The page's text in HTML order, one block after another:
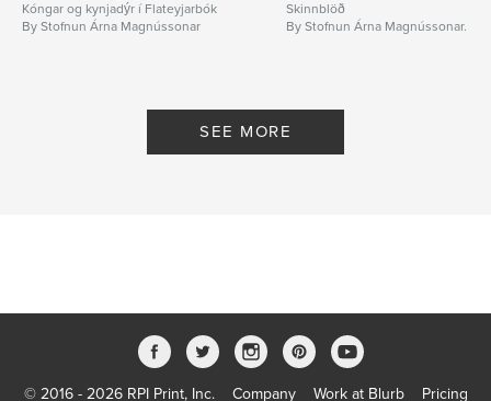
Kóngar og kynjadýr í Flateyjarbók
By Stofnun Árna Magnússonar
Skinnblöð
By Stofnun Árna Magnússonar.
SEE MORE
© 2016 - 2026 RPI Print, Inc. Company Work at Blurb Pricing